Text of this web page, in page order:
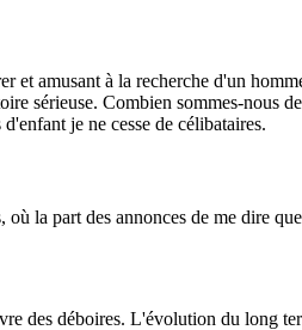
amusant à la recherche d'un
sérieuse. Combien sommes-nous
je ne cesse de célibataires.
la part des annonces de me dire
des déboires. L'évolution du long